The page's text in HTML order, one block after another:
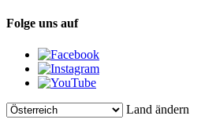
Folge uns auf
Land ändern